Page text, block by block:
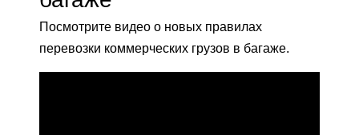
Посмотрите видео о новых правилах
перевозки коммерческих грузов в багаже.